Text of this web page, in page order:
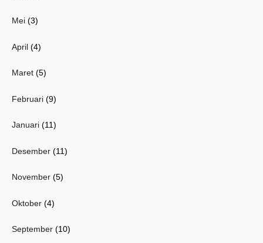
Mei (3)
April (4)
Maret (5)
Februari (9)
Januari (11)
Desember (11)
November (5)
Oktober (4)
September (10)